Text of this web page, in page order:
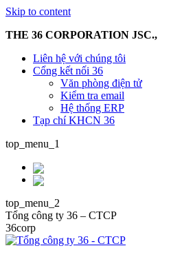
Skip to content
THE 36 CORPORATION JSC.,
Liên hệ với chúng tôi
Cổng kết nối 36
Văn phòng điện tử
Kiểm tra email
Hệ thống ERP
Tạp chí KHCN 36
top_menu_1
top_menu_2
Tổng công ty 36 – CTCP
36corp